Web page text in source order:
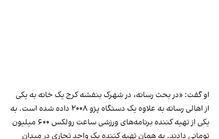
او گفت: «در بحث رسانه، در شهرک بنفشه کرج یک خانه به یکی
از اهالی رسانه به علاوه یک دستگاه پژو ۲۰۰۸ داده شده است. به
یکی از تهیه کننده برنامه‌های ورزشی ساعت رولکس ۶۰۰ میلیون
تومانی دادند. به همان تهیه کننده یک واحد تجاری در میدان